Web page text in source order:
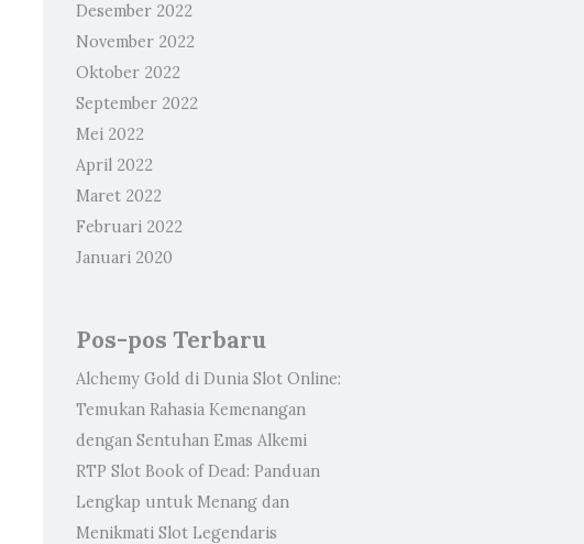
Desember 2022
November 2022
Oktober 2022
September 2022
Mei 2022
April 2022
Maret 2022
Februari 2022
Januari 2020
Pos-pos Terbaru
Alchemy Gold di Dunia Slot Online:
Temukan Rahasia Kemenangan
dengan Sentuhan Emas Alkemi
RTP Slot Book of Dead: Panduan
Lengkap untuk Menang dan
Menikmati Slot Legendaris